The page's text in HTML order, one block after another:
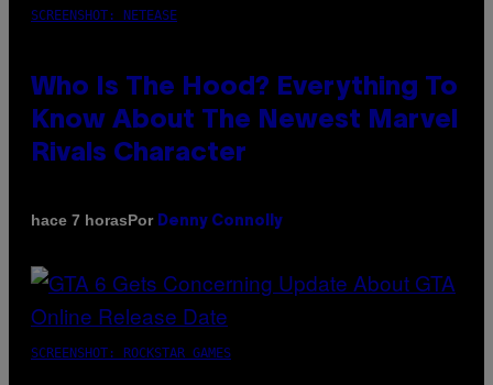
SCREENSHOT: NETEASE
Who Is The Hood? Everything To
Know About The Newest Marvel
Rivals Character
hace 7 horasPor Denny Connolly
SCREENSHOT: ROCKSTAR GAMES